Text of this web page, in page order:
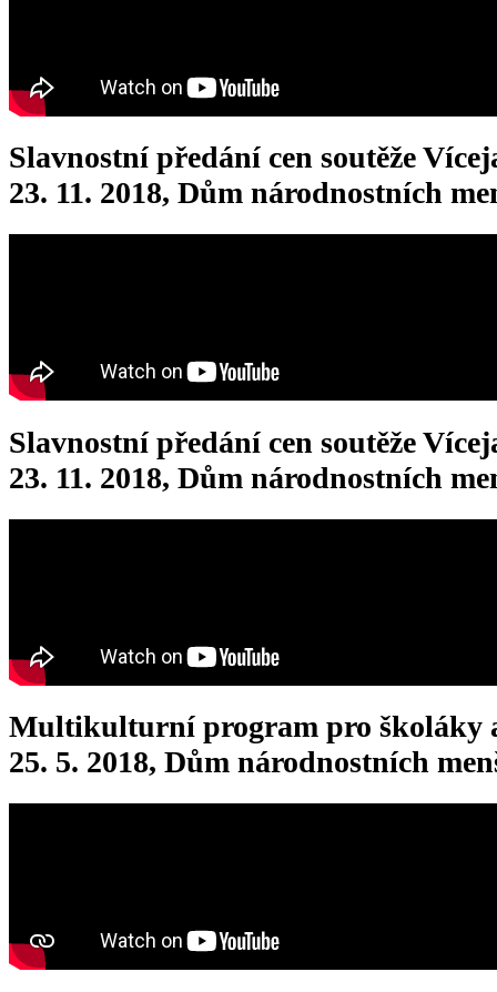
Slavnostní předání cen soutěže
23. 11. 2018, Dům národnostních
Slavnostní předání cen soutěže
23. 11. 2018, Dům národnostních
Multikulturní program pro školáky
25. 5. 2018, Dům národnostních